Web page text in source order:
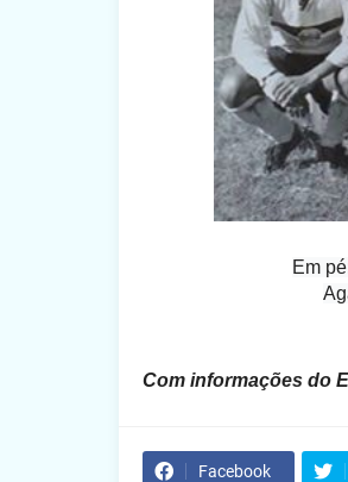
Em
Com informações do
Facebook